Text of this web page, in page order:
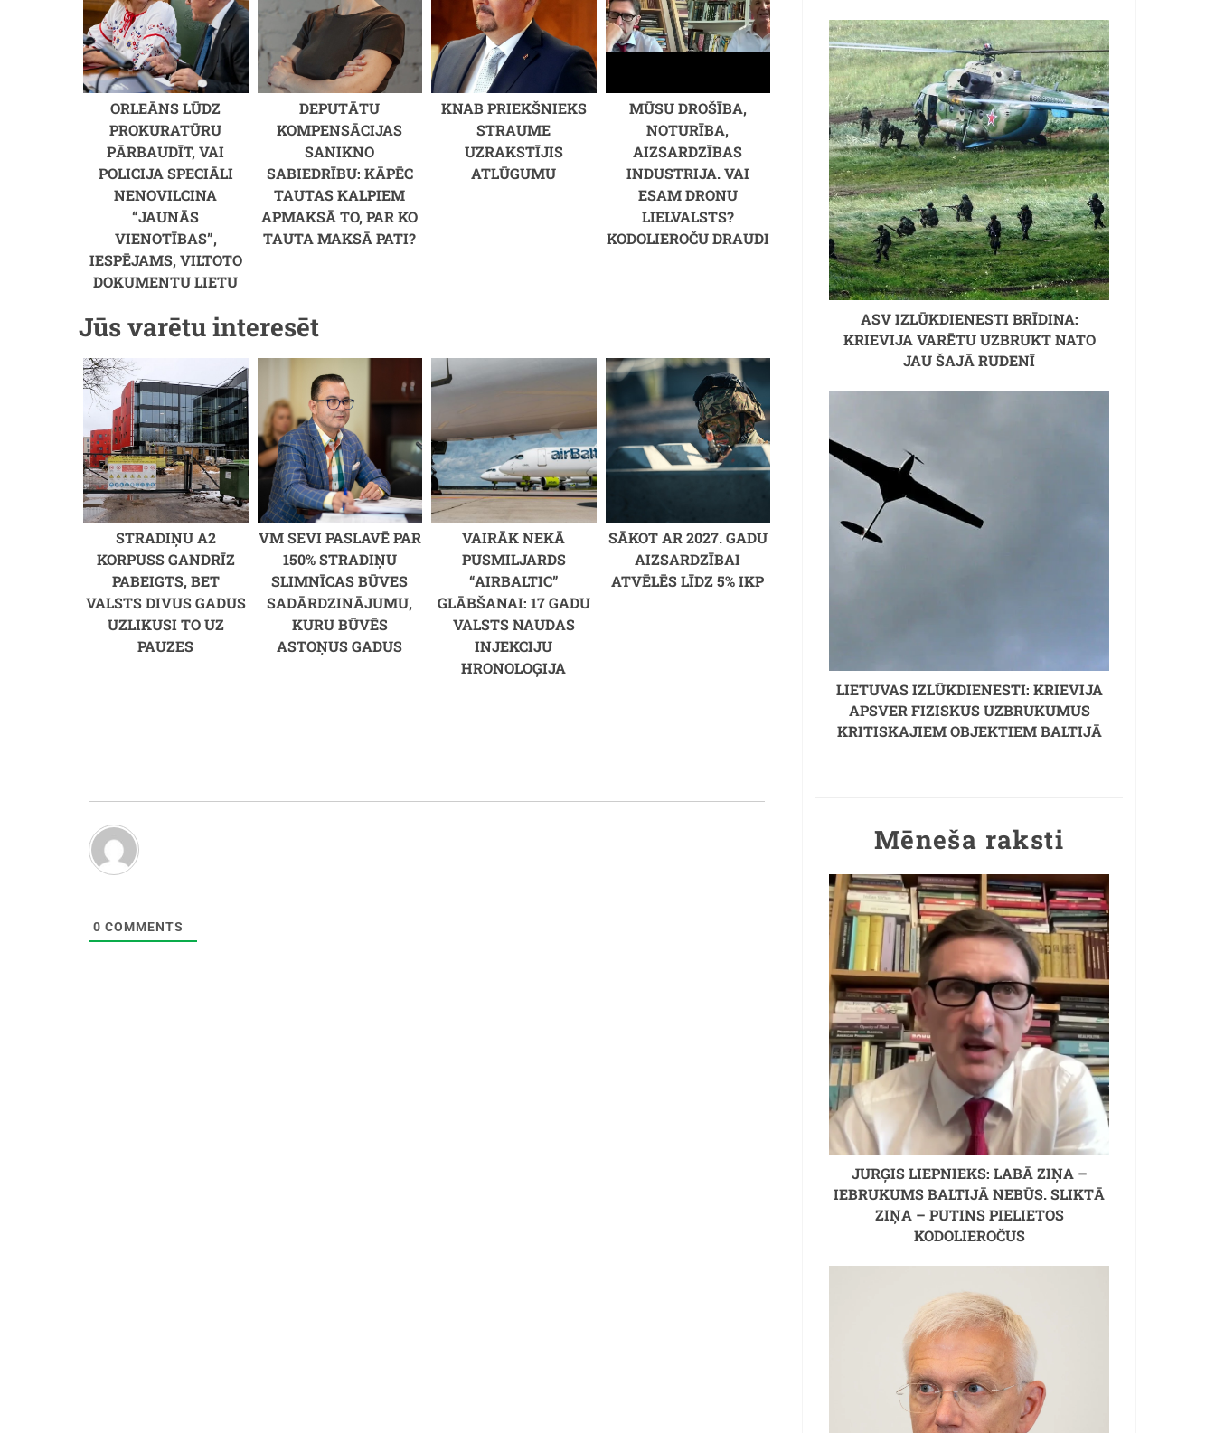
Rods Stjuarts un Penija Lenkastere (26 gadu starpība) Kortnija Stadena un Dags Hačisons (35 gadu starpība)
Vorens Bītijs un Anete Beninga (21 gada starpība)
ORLEĀNS LŪDZ
PROKURATŪRU
PĀRBAUDĪT, VAI
POLICIJA SPECIĀLI
NENOVILCINA
“JAUNĀS
VIENOTĪBAS”,
IESPĒJAMS, VILTOTO
DOKUMENTU LIETU
DEPUTĀTU
KOMPENSĀCIJAS
SANIKNO
SABIEDRĪBU: KĀPĒC
TAUTAS KALPIEM
APMAKSĀ TO, PAR KO
TAUTA MAKSĀ PATI?
KNAB PRIEKŠNIEKS
STRAUME
UZRAKSTĪJIS
ATLŪGUMU
MŪSU DROŠĪBA,
NOTURĪBA,
AIZSARDZĪBAS
INDUSTRIJA. VAI
ESAM DRONU
LIELVALSTS?
KODOLIEROČU DRAUDI
Jūs varētu interesēt
STRADIŅU A2
KORPUSS GANDRĪZ
PABEIGTS, BET
VALSTS DIVUS GADUS
UZLIKUSI TO UZ
PAUZES
VM SEVI PASLAVĒ PAR
150% STRADIŅU
SLIMNĪCAS BŪVES
SADĀRDZINĀJUMU,
KURU BŪVĒS
ASTOŅUS GADUS
VAIRĀK NEKĀ
PUSMILJARDS
“AIRBALTIC”
GLĀBŠANAI: 17 GADU
VALSTS NAUDAS
INJEKCIJU
HRONOLOĢIJA
SĀKOT AR 2027. GADU
AIZSARDZĪBAI
ATVĒLĒS LĪDZ 5% IKP
0 COMMENTS
ASV IZLŪKDIENESTI BRĪDINA:
KRIEVIJA VARĒTU UZBRUKT NATO
JAU ŠAJĀ RUDENĪ
LIETUVAS IZLŪKDIENESTI: KRIEVIJA
APSVER FIZISKUS UZBRUKUMUS
KRITISKAJIEM OBJEKTIEM BALTIJĀ
Mēneša raksti
JURĢIS LIEPNIEKS: LABĀ ZIŅA –
IEBRUKUMS BALTIJĀ NEBŪS. SLIKTĀ
ZIŅA – PUTINS PIELIETOS
KODOLIEROČUS